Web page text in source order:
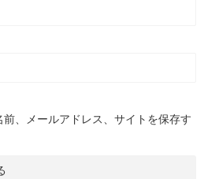
、メールアドレス、サイトを保存す